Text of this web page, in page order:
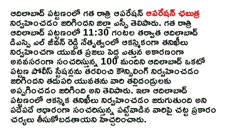
ఆదిలాబాద్ పట్టణంలో గత రాత్రి ఆపరేషన్ఆపరేషన్ ఛబుత్ర
నిర్వహించడం జరిగిందని జిల్లా ఎస్పీ తెలిపారు. గత రాత్రి
ఆదిలాబాద్ పట్టణంలో 11:30 గంటల తర్వాత ఆదిలాబాద్
డిఎస్పి ఎల్ జీవన్ రెడ్డి నేతృత్వంలో ఆకస్మికంగా తనిఖీలు
నిర్వహించగా యువత ప్రజలు పెద్ద ఎత్తున అకారణంగా
అనవసరంగా సంచరిస్తున్న 100 మందిని ఆదిలాబాద్ ఒకటో
పట్టణ పోలీస్ స్టేషన్లను తరలించి కౌన్సిలింగ్ నిర్వహించడం
జరిగిందని తదుపరి యువతను వారి తల్లిదండ్రులకు
అప్పగించడం జరిగింది అని తెలిపారు. ఇలా ఆదిలాబాద్
పట్టణంలో ఆకస్మిక తనిఖీలు నిర్వహించడం జరుగుతుంది అని
పదేపదే ఆధారంగా సంచరిస్తున్న పట్టేవాడిన వారిపై చట్ట ప్రకారం
చర్యలు తీసుకోబడతాయని హెచ్చరించారు.